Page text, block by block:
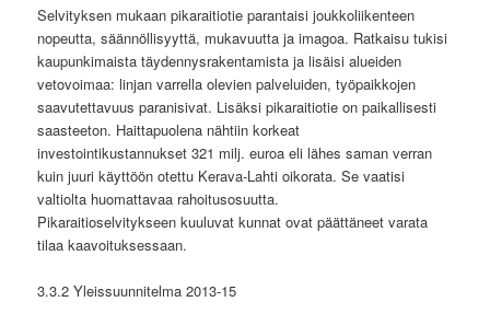
Selvityksen mukaan pikaraitiotie parantaisi joukkoliikenteen
nopeutta, säännöllisyyttä, mukavuutta ja imagoa. Ratkaisu tukisi
kaupunkimaista täydennysrakentamista ja lisäisi alueiden
vetovoimaa: linjan varrella olevien palveluiden, työpaikkojen
saavutettavuus paranisivat. Lisäksi pikaraitiotie on paikallisesti
saasteeton. Haittapuolena nähtiin korkeat
investointikustannukset 321 milj. euroa eli lähes saman verran
kuin juuri käyttöön otettu Kerava-Lahti oikorata. Se vaatisi
valtiolta huomattavaa rahoitusosuutta.
Pikaraitioselvitykseen kuuluvat kunnat ovat päättäneet varata
tilaa kaavoituksessaan.
3.3.2 Yleissuunnitelma 2013-15